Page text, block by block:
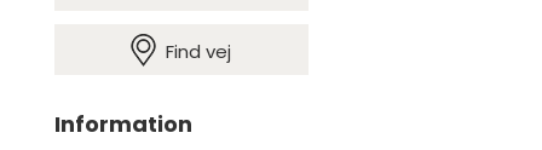
Find vej
Information